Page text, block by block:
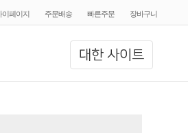
이페이지 주문배송 빠른주문 장바구니
대한 사이트